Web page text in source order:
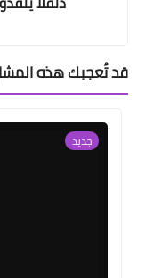
قد تُعجبك هذه
جديد